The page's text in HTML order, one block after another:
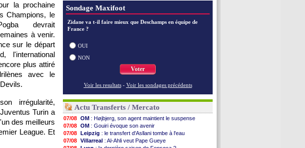
la prochaine
Champions, le
devrait
à venir.
sur le départ
l'international
plus attiré
avec le
irrégularité,
Turin a
des meilleurs
League. Et
Sondage Maxifoot
Zidane va t-il faire mieux que Deschamps en équipe de
France ?
OUI
NON
Voter
Voir les resultats - Voir les sondages précédents
Actu Transferts / Mercato
07/08 OM : Højbjerg, son agent maintient le suspense
07/08 OM : Gouiri évoque son avenir
07/08 Leipzig : le transfert d'Asllani tombe à l'eau
07/08 Villarreal : Al-Ahli veut Pape Gueye